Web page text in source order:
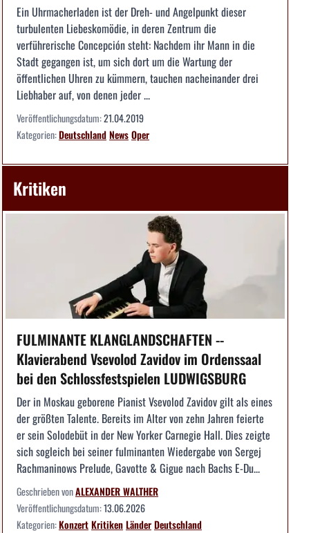
Ein Uhrmacherladen ist der Dreh- und Angelpunkt dieser
turbulenten Liebeskomödie, in deren Zentrum die
verführerische Concepción steht: Nachdem ihr Mann in die
Stadt gegangen ist, um sich dort um die Wartung der
öffentlichen Uhren zu kümmern, tauchen nacheinander drei
Liebhaber auf, von denen jeder ...
Veröffentlichungsdatum:21.04.2019
Kategorien:DeutschlandNewsOper
Kritiken
FULMINANTE KLANGLANDSCHAFTEN --
Klavierabend Vsevolod Zavidov im Ordenssaal
bei den Schlossfestspielen LUDWIGSBURG
Der in Moskau geborene Pianist Vsevolod Zavidov gilt als eines
der größten Talente. Bereits im Alter von zehn Jahren feierte
er sein Solodebüt in der New Yorker Carnegie Hall. Dies zeigte
sich sogleich bei seiner fulminanten Wiedergabe von Sergej
Rachmaninows Prelude, Gavotte & Gigue nach Bachs E-Du...
Geschrieben vonALEXANDER WALTHER
Veröffentlichungsdatum:13.06.2026
Kategorien:KonzertKritikenLänderDeutschland